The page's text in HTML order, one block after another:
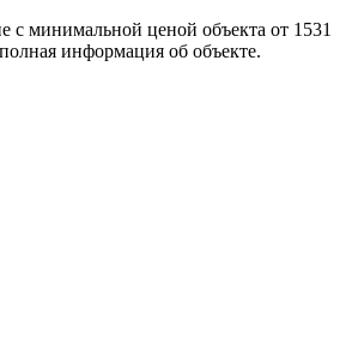
с минимальной ценой объекта от 1531
информация об объекте.